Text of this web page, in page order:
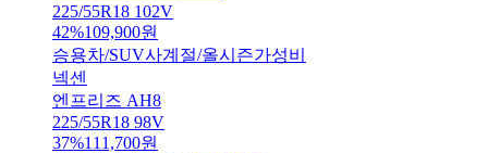
225/55R18 102V
42%109,900원
승용차/SUV사계절/올시즌가성비
넥센
엔프리즈 AH8
225/55R18 98V
37%111,700원